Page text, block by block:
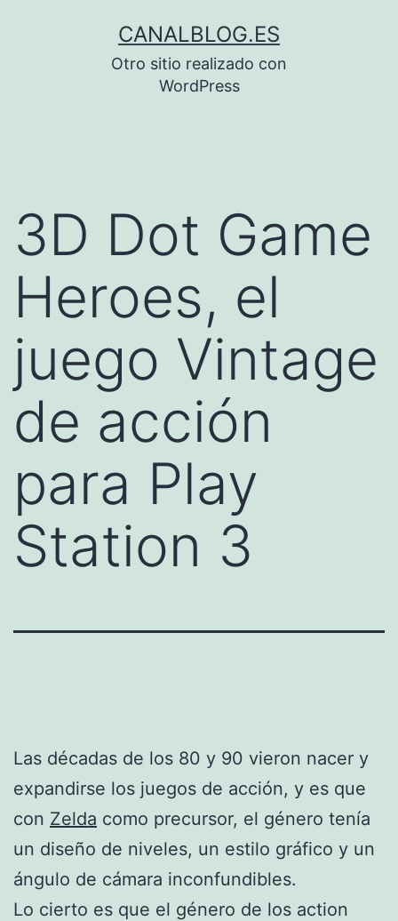
CANALBLOG.ES
Otro sitio realizado con
WordPress
3D Dot Game
Heroes, el
juego Vintage
de acción
para Play
Station 3
Las décadas de los 80 y 90 vieron nacer y
expandirse los juegos de acción, y es que
con Zelda como precursor, el género tenía
un diseño de niveles, un estilo gráfico y un
ángulo de cámara inconfundibles.
Lo cierto es que el género de los action